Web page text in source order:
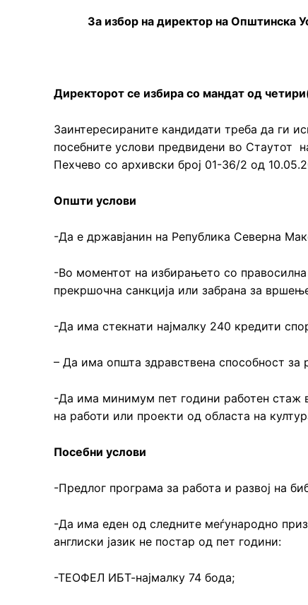
За избор на директор на Општинска
Директорот се избира со мандат од
Заинтересираните кандидати треба да ги
посебните услови предвидени во Стаутот
Пехчево со архивски број 01-36/2 од
Општи услови
-Да е државјанин на Република Северна
-Во моментот на избирањето со
прекршочна санкција или забрана за
-Да има стекнати најмалку 240 кредити
– Да има општа здравствена способност за
-Да има минимум пет години работен стаж
на работи или проекти од областа на
Посебни услови
-Предлог програма за работа и развој на
-Да има еден од следните меѓународно
англиски јазик не постар од пет години:
-ТЕОФЕЛ ИБТ-најмалку 74 бода;